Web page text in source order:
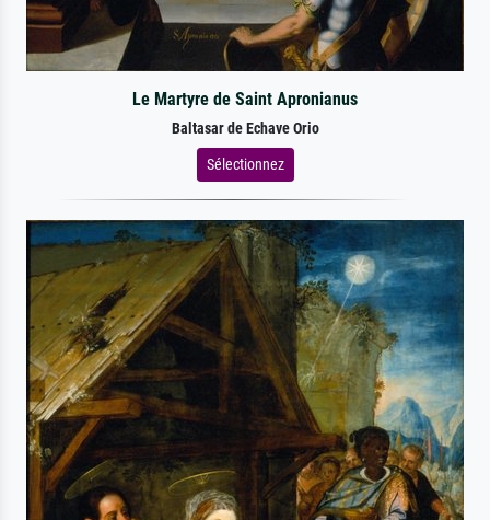
Le Martyre de Saint Apronianus
Baltasar de Echave Orio
Sélectionnez